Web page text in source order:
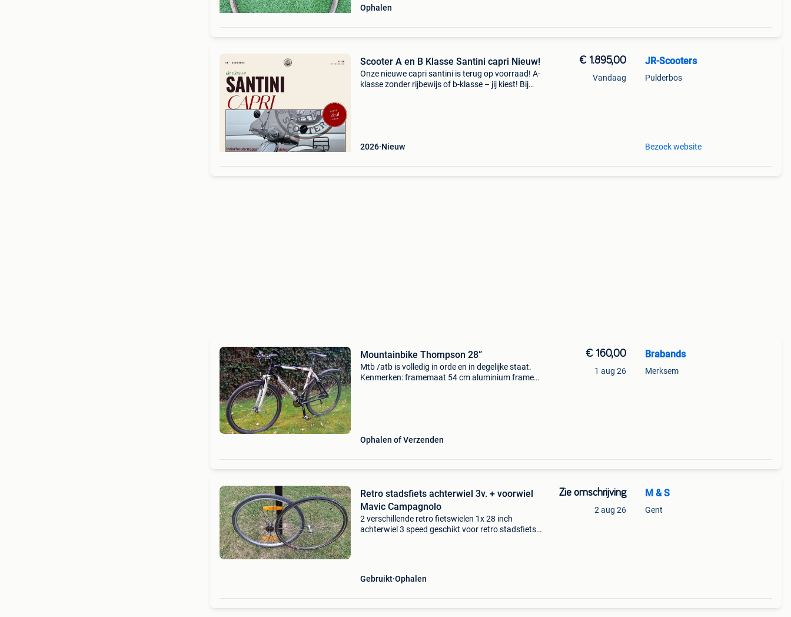
Ophalen
Scooter A en B Klasse Santini capri Nieuw!
Onze nieuwe capri santini is terug op voorraad! A-
klasse zonder rijbewijs of b-klasse – jij kiest! Bij
2026 Nieuw
€ 1.895,00
Vandaag
JR-Scooters
Pulderbos
Bezoek website
Mountainbike Thompson 28”
Mtb /atb is volledig in orde en in degelijke staat.
Kenmerken: framemaat 54 cm aluminium frame
Ophalen of Verzenden
€ 160,00
1 aug 26
Brabands
Merksem
Retro stadsfiets achterwiel 3v. + voorwiel
Mavic Campagnolo
2 verschillende retro fietswielen 1x 28 inch
achterwiel 3 speed geschikt voor retro stadsfiets
Gebruikt Ophalen
Zie omschrijving
2 aug 26
M & S
Gent